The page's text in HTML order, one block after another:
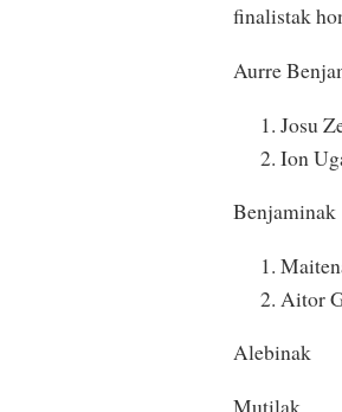
finalistak
Aurre
Josu
Ion
Benjaminak
Aitor
Alebinak
Mutilak